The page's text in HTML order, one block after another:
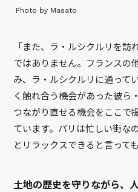
Photo by Masato
「また、ラ・ルシクルリを
ではありません。フランスの
み、ラ・ルシクルリに通って
く触れ合う機会があった彼ら
つながり直せる機会をここで
ています。パリは忙しい街な
とリラックスできると言って
土地の歴史を守りながら、